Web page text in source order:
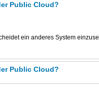
Public Cloud?
ein anderes System
Public Cloud?